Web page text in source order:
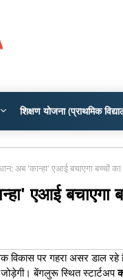
शिक्षण योजना (प्राथमिक
अब 'कान्हा' एआई बचाएगा बच्चों
एआई बचाएगा
पर गहरा असर डाल
बेंगलुरू स्थित स्टार्टअप